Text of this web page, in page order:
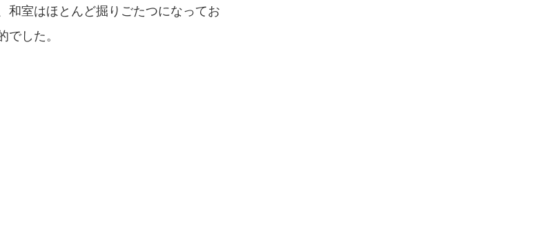
和室はほとんど掘りごたつになってお
した。